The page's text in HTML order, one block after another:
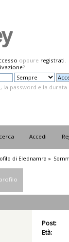
oppure registrati.
?
la password e la durata
Accedi
di Elednamra »
Post:
Età: